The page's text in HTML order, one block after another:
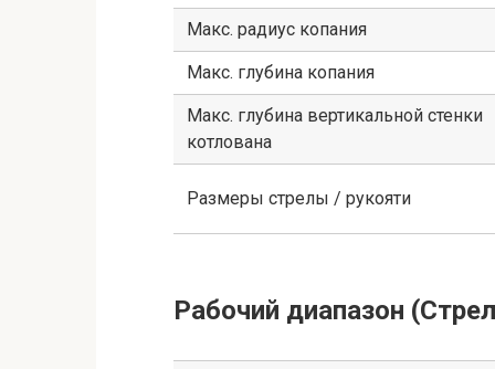
Макс. радиус копания
Макс. глубина копания
Макс. глубина вертикальной стенки
котлована
Размеры стрелы / рукояти
Рабочий диапазон